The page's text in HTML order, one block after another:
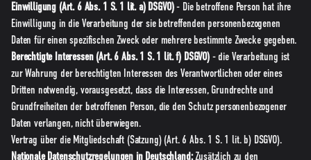
Einwilligung (Art. 6 Abs. 1 S. 1 lit. a) DSGVO)- Die betroffene Person hat ihre
Einwilligung in die Verarbeitung der sie betreffenden personenbezogenen
Daten für einen spezifischen Zweck oder mehrere bestimmte Zwecke gegeben.
Berechtigte Interessen (Art. 6 Abs. 1 S. 1 lit. f) DSGVO)- die Verarbeitung ist
zur Wahrung der berechtigten Interessen des Verantwortlichen oder eines
Dritten notwendig, vorausgesetzt, dass die Interessen, Grundrechte und
Grundfreiheiten der betroffenen Person, die den Schutz personenbezogener
Daten verlangen, nicht überwiegen.
Vertrag über die Mitgliedschaft (Satzung) (Art. 6 Abs. 1 S. 1 lit. b) DSGVO).
Nationale Datenschutzregelungen in Deutschland:Zusätzlich zu den